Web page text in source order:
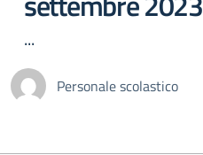
...
Personale scolastico